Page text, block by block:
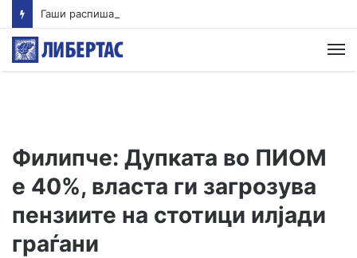
Гаши распиша предвремени избори во Брвеница
Филипче: Дупката во ПИОМ
е 40%, власта ги загрозува
пензиите на стотици илјади
граѓани